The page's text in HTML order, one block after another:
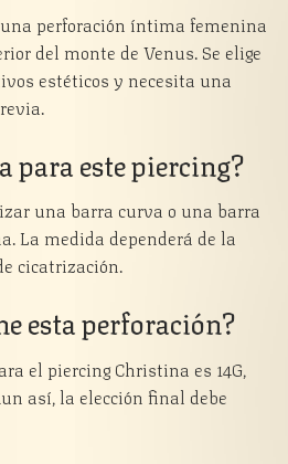
perforación íntima femenina
del monte de Venus. Se elige
estéticos y necesita una
para este piercing?
una barra curva o una barra
La medida dependerá de la
cicatrización.
esta perforación?
el piercing Christina es 14G,
así, la elección final debe